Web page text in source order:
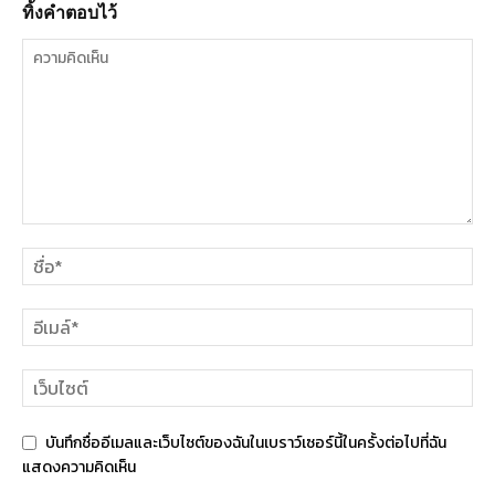
ทิ้งคำตอบไว้
บันทึกชื่ออีเมลและเว็บไซต์ของฉันในเบราว์เซอร์นี้ในครั้งต่อไปที่ฉัน
แสดงความคิดเห็น